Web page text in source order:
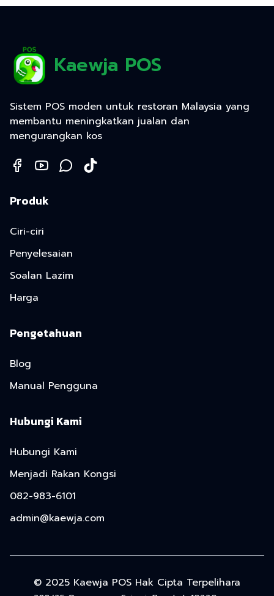
Kaewja POS
Sistem POS moden untuk restoran Malaysia yang
membantu meningkatkan jualan dan
mengurangkan kos
Produk
Ciri-ciri
Penyelesaian
Soalan Lazim
Harga
Pengetahuan
Blog
Manual Pengguna
Hubungi Kami
Hubungi Kami
Menjadi Rakan Kongsi
082-983-6101
admin@kaewja.com
© 2025 Kaewja POS Hak Cipta Terpelihara